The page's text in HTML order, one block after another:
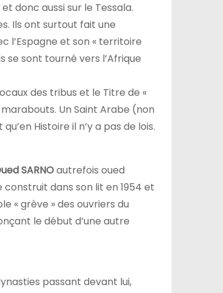
donc aussi sur le Tessala.
Ils ont surtout fait une
l’Espagne et son « territoire
se sont tourné vers l’Afrique
des tribus et le Titre de «
Un Saint Arabe (non
Histoire il n’y a pas de lois.
SARNOautrefois oued
dans son lit en 1954 et
« grève » des ouvriers du
le début d’une autre
passant devant lui,